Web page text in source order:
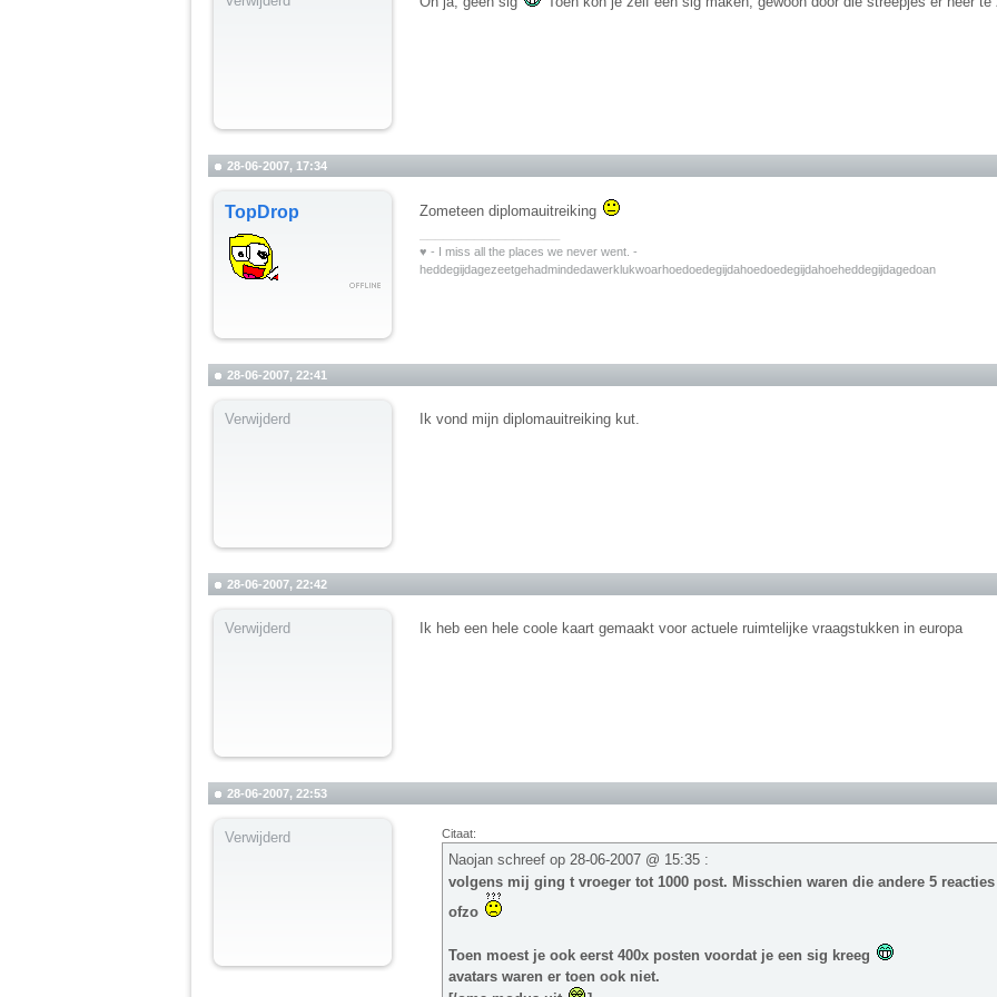
28-06-2007, 17:34
TopDrop
Zometeen diplomauitreiking
♥ - I miss all the places we never went. -
heddegijdagezeetgehadmindedawerklukwoarhoedoedegijdahoedoedegijdahoeheddegijdagedoan
28-06-2007, 22:41
Verwijderd Ik vond mijn diplomauitreiking kut.
28-06-2007, 22:42
Verwijderd Ik heb een hele coole kaart gemaakt voor actuele ruimtelijke vraagstukken in europa
28-06-2007, 22:53
Verwijderd Citaat:
Naojan schreef op 28-06-2007 @ 15:35 :
volgens mij ging t vroeger tot 1000 post. Misschien waren die andere 5
ofzo
Toen moest je ook eerst 400x posten voordat je een sig kreeg
avatars waren er toen ook niet.